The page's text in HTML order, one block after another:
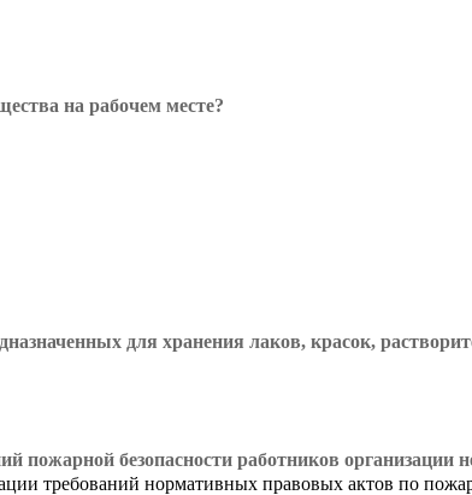
на рабочем месте?
для хранения лаков, красок,
пожарной безопасности работников организации
требований нормативных правовых актов по